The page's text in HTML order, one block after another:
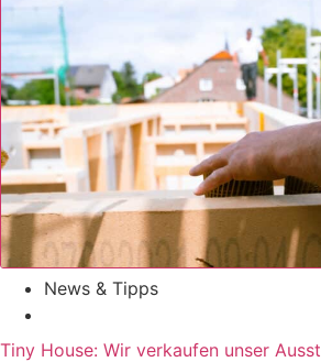
News & Tipps
Tiny House: Wir verkaufen unser